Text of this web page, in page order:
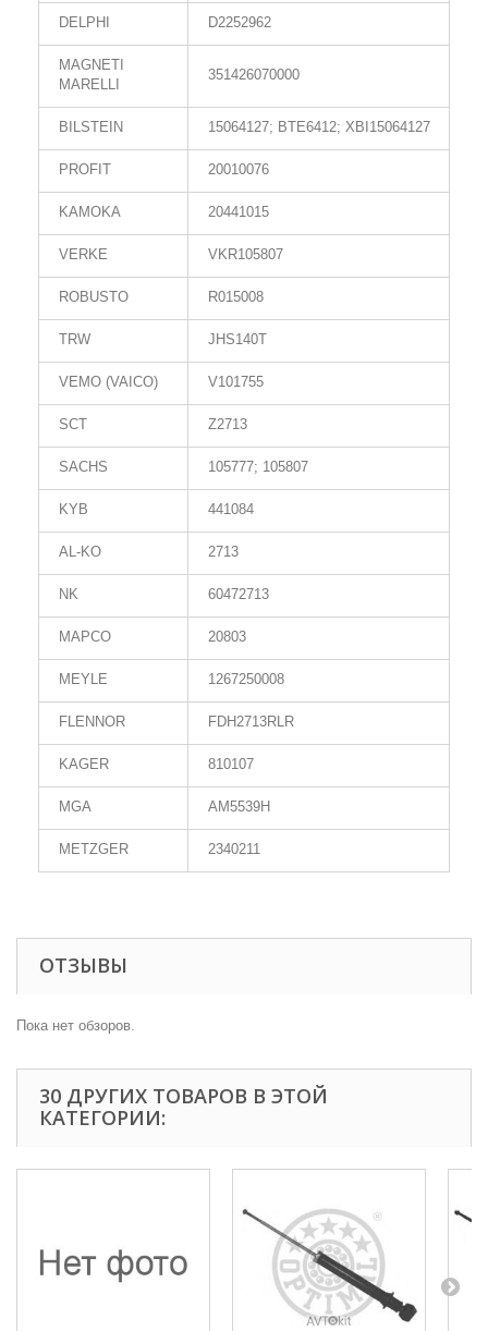
DELPHI D2252962
MAGNETI
MARELLI
351426070000
BILSTEIN 15064127; BTE6412; XBI15064127
PROFIT 20010076
KAMOKA 20441015
VERKE VKR105807
ROBUSTO R015008
TRW JHS140T
VEMO (VAICO) V101755
SCT Z2713
SACHS 105777; 105807
KYB 441084
AL-KO 2713
NK 60472713
MAPCO 20803
MEYLE 1267250008
FLENNOR FDH2713RLR
KAGER 810107
MGA AM5539H
METZGER 2340211
ОТЗЫВЫ
Пока нет обзоров.
30 ДРУГИХ ТОВАРОВ В ЭТОЙ
КАТЕГОРИИ: